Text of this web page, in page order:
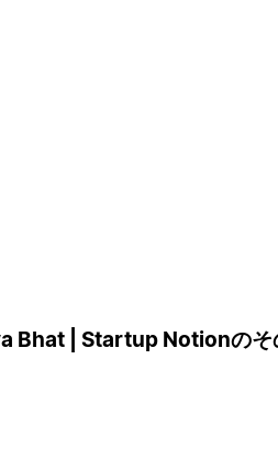
Bhat | Startup Notionのそ